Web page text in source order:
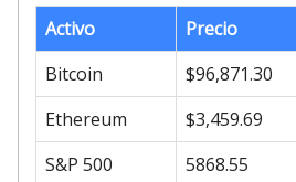
Activo Precio
Bitcoin
$96,871.30
Ethereum
$3,459.69
S&P 500
5868.55